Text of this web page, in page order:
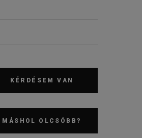
KÉRDÉSEM VAN
MÁSHOL OLCSÓBB?